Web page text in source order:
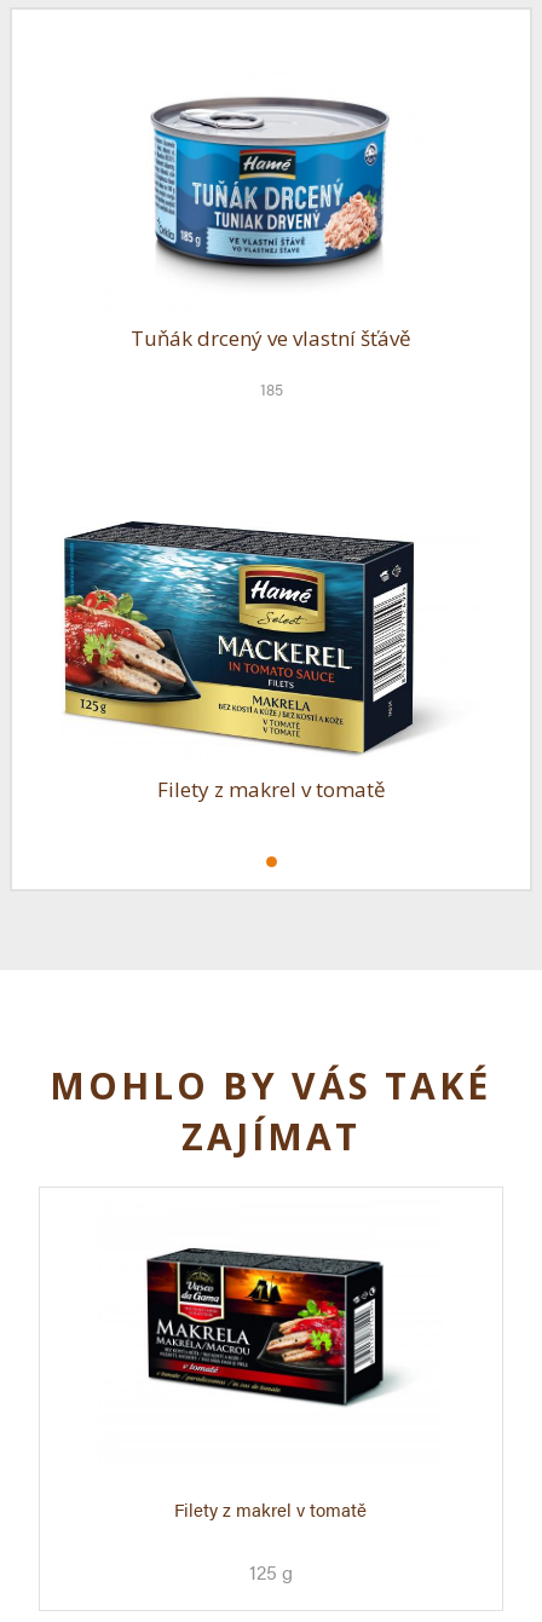
Tuňák drcený ve vlastní šťávě
185
Filety z makrel v tomatě
MOHLO BY VÁS TAKÉ
ZAJÍMAT
Filety z makrel v tomatě
125 g